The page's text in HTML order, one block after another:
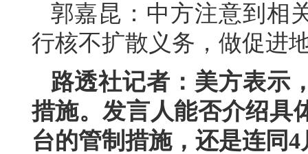
郭嘉昆：中方注意到相
行核不扩散义务，做促进
路透社记者：美方表示
措施。发言人能否介绍具
台的管制措施，还是连同